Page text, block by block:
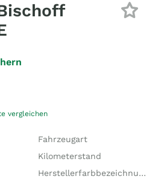
vergleichen
Fahrzeugart
Kilometerstand
Herstellerfarbbezeichnung